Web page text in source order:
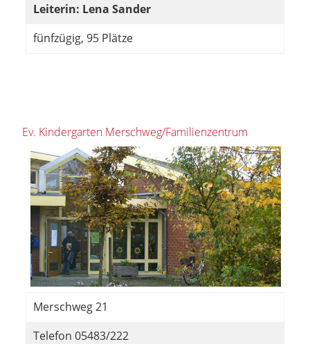
Leiterin: Lena Sander
fünfzügig, 95 Plätze
Ev. Kindergarten Merschweg/Familienzentrum
Merschweg 21
Telefon 05483/222